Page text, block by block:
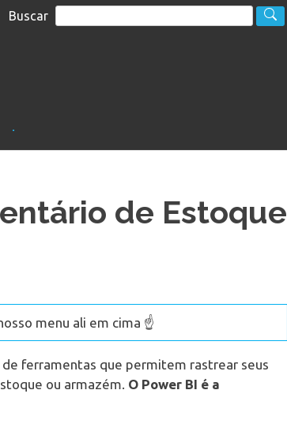
Buscar
.
de Estoque
menu ali em cima ☝️
ferramentas que permitem rastrear seus
ou armazém. O Power BI é a